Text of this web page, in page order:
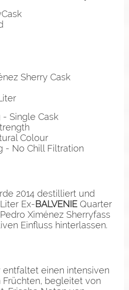
Sherry Cask
Single Cask
Colour
- No Chill Filtration
2014 destilliert und
Ex-BALVENIE Quarter
Ximénez Sherryfass
Einfluss hinterlassen.
entfaltet einen intensiven
begleitet von